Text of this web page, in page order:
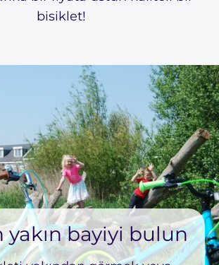
bisiklet!
yakın bayiyi bulun